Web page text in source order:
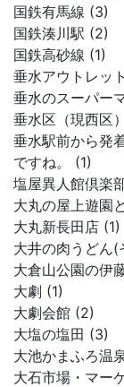
国鉄有馬線 (3)
国鉄湊川駅 (2)
国鉄高砂線 (1)
垂水アウトレッ
垂水のスーパー
垂水区（現西区
垂水駅前から発
ですね。 (1)
塩屋異人館倶楽
大丸の屋上遊園
大丸新長田店 (1)
大井の肉うどん(
大倉山公園の伊
大劇 (1)
大劇会館 (2)
大塩の塩田 (3)
大池かまふろ温
大石市場・マー